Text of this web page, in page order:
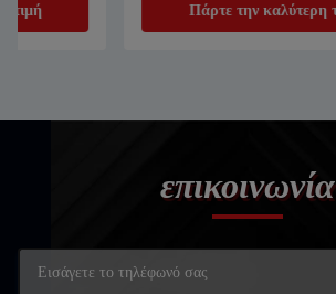
Πάρτε την καλύτερη τιμή
επικοινωνία